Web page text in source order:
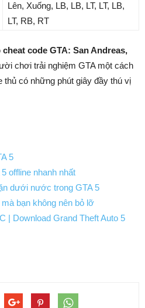
Lên, Xuống, LB, LB, LT, LT, LB,
LT, RB, RT
code GTA: San Andreas,
chơi trải nghiệm GTA một cách
thủ có những phút giây đầy thú vị
5
offline nhanh nhất
dưới nước trong GTA 5
bạn không nên bỏ lỡ
| Download Grand Theft Auto 5